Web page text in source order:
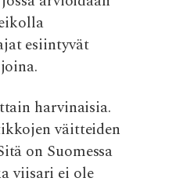
esiintyvät
harvinaisia.
väitteiden
on Suomessa
viisari ei ole